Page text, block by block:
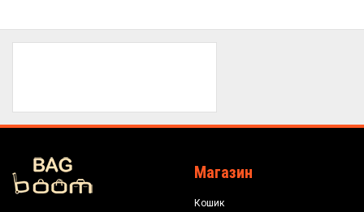
Магазин
Кошик